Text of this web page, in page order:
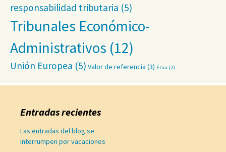
responsabilidad tributaria (5)
Tribunales Económico-
Administrativos (12)
Unión Europea (5) Valor de referencia (3) Ética (2)
Entradas recientes
Las entradas del blog se
interrumpen por vacaciones